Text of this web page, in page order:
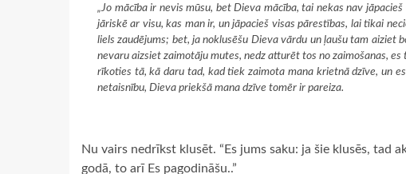
„Jo mācība ir nevis mūsu, bet Dieva mācība, tai nekas nav
jāriskē ar visu, kas man ir, un jāpacieš visas pārestības, lai tikai
liels zaudējums; bet, ja noklusēšu Dieva vārdu un ļaušu tam aiziet
nevaru aizsiet zaimotāju mutes, nedz atturēt tos no zaimošanas,
rīkoties tā, kā daru tad, kad tiek zaimota mana krietnā dzīve, un
netaisnību, Dieva priekšā mana dzīve tomēr ir pareiza.
Nu vairs nedrīkst klusēt. “Es jums saku: ja šie klusēs, tad
godā, to arī Es pagodināšu..”